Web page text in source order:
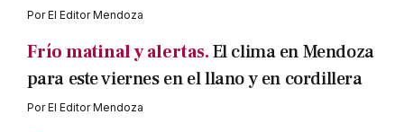
PorEl Editor Mendoza
Frío matinal y alertas.El clima en Mendoza
para este viernes en el llano y en cordillera
PorEl Editor Mendoza